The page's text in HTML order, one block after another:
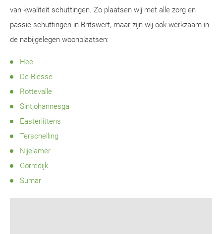
van kwaliteit schuttingen. Zo plaatsen wij met alle zorg en
passie schuttingen in Britswert, maar zijn wij ook werkzaam in
de nabijgelegen woonplaatsen:
Hee
De Blesse
Rottevalle
Sintjohannesga
Easterlittens
Terschelling
Nijelamer
Gorredijk
Sumar